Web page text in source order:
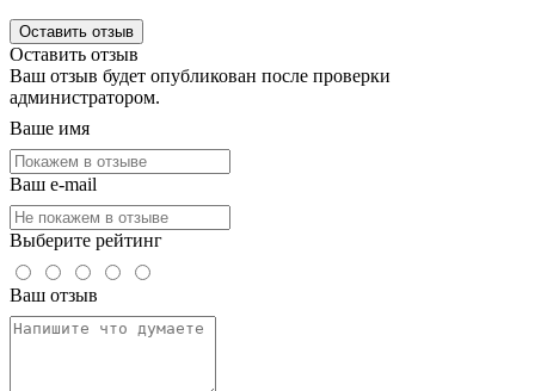
Оставить отзыв
Оставить отзыв
Ваш отзыв будет опубликован после проверки
администратором.
Ваше имя
Ваш e-mail
Выберите рейтинг
Ваш отзыв